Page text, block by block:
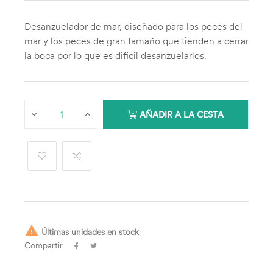
Desanzuelador de mar, diseñado para los peces del
mar y los peces de gran tamaño que tienden a cerrar
la boca por lo que es dificil desanzuelarlos.
AÑADIR A LA CESTA
 Últimas unidades en stock
Compartir